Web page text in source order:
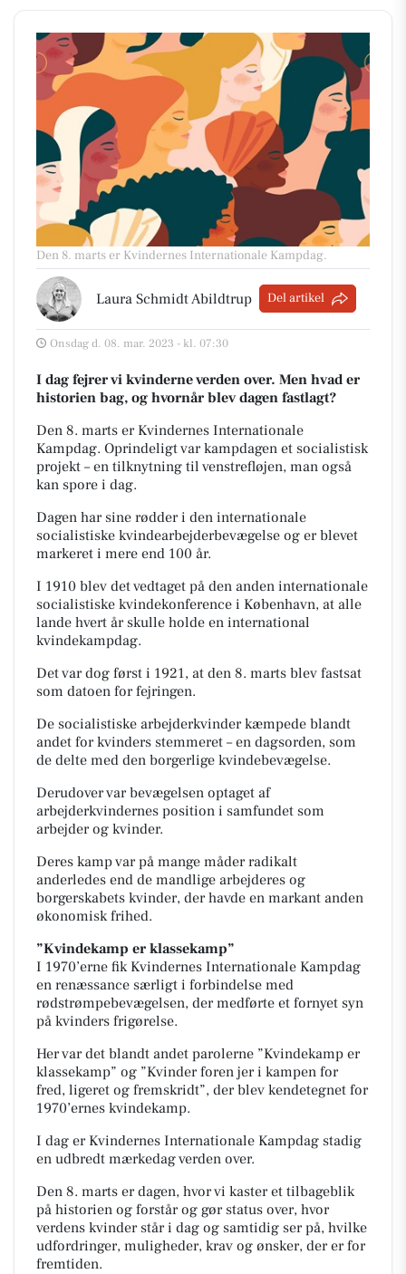
Den 8. marts er Kvindernes Internationale Kampdag.
Laura Schmidt Abildtrup Del artikel
Onsdag d. 08. mar. 2023 - kl. 07:30
I dag fejrer vi kvinderne verden over. Men hvad er
historien bag, og hvornår blev dagen fastlagt?
Den 8. marts er Kvindernes Internationale
Kampdag. Oprindeligt var kampdagen et socialistisk
projekt – en tilknytning til venstrefløjen, man også
kan spore i dag.
Dagen har sine rødder i den internationale
socialistiske kvindearbejderbevægelse og er blevet
markeret i mere end 100 år.
I 1910 blev det vedtaget på den anden internationale
socialistiske kvindekonference i København, at alle
lande hvert år skulle holde en international
kvindekampdag.
Det var dog først i 1921, at den 8. marts blev fastsat
som datoen for fejringen.
De socialistiske arbejderkvinder kæmpede blandt
andet for kvinders stemmeret – en dagsorden, som
de delte med den borgerlige kvindebevægelse.
Derudover var bevægelsen optaget af
arbejderkvindernes position i samfundet som
arbejderog kvinder.
Deres kamp var på mange måder radikalt
anderledes end de mandlige arbejderes og
borgerskabets kvinder, der havde en markant anden
økonomisk frihed.
”Kvindekamp er klassekamp”
I 1970’erne fik Kvindernes Internationale Kampdag
en renæssance særligt i forbindelse med
rødstrømpebevægelsen, der medførte et fornyet syn
på kvinders frigørelse.
Her var det blandt andet parolerne ”Kvindekamp er
klassekamp” og ”Kvinder foren jer i kampen for
fred, ligeret og fremskridt”, der blev kendetegnet for
1970’ernes kvindekamp.
I dag er Kvindernes Internationale Kampdag stadig
en udbredt mærkedag verden over.
Den 8. marts er dagen, hvor vi kaster et tilbageblik
på historien og forstår og gør status over, hvor
verdens kvinder står i dag og samtidig ser på, hvilke
udfordringer, muligheder, krav og ønsker, der er for
fremtiden.